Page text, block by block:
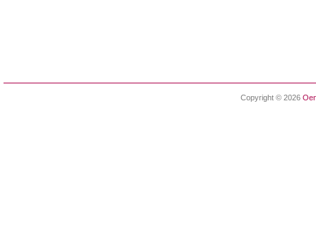
Copyright © 2026